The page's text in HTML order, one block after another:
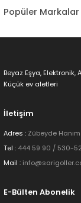
Ürün fiyatı diğer
Popüler Markalar
Beyaz Eşya, Elektronik,
Küçük ev aletleri
İletişim
Adres : Zübeyde
Tel : 444 59 90 / 530-
Mail :
E-Bülten Abonelik